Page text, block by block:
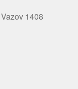
1408